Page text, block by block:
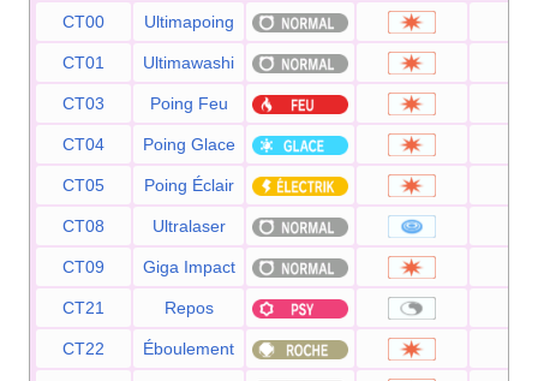
CT00 Ultimapoing
CT01 Ultimawashi
CT03 Poing Feu
CT04 Poing Glace
CT05 Poing Éclair
CT08 Ultralaser
CT09 Giga Impact
CT21 Repos
CT22 Éboulement